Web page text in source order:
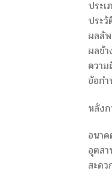
ประ
ประ
ผลลั
ผลข้
ควา
ข้อก
หลัง
อนา
อุตส
สะด